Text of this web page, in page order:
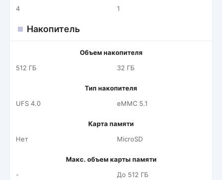
4
1
Накопитель
Объем накопителя
512 ГБ
32 ГБ
Тип накопителя
UFS 4.0
eMMC 5.1
Карта памяти
Нет
MicroSD
Макс. объем карты памяти
-
До 512 ГБ